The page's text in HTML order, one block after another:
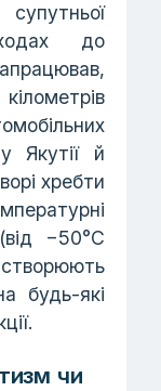
до
Якутії й
хребти
−50°C
будь-які
чи